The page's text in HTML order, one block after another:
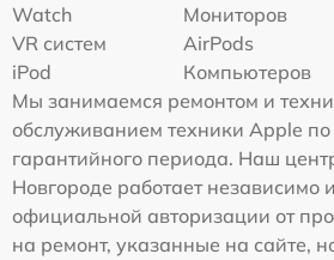
Watch
Мониторов
VR систем
AirPods
iPod
Компьютеров
Мы занимаемся ремонтом и
обслуживанием техники Apple по
гарантийного периода. Наш
Новгороде работает независимо
официальной авторизации от
на ремонт, указанные на сайте,